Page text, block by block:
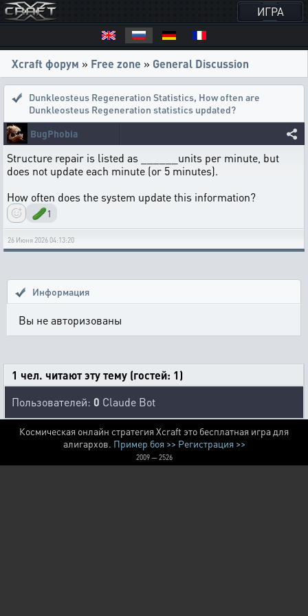
ИГРА
Xcraft форум » Free zone » General Discussion
Dunkleosteus Regeneration Statistics, How often are
Dunkleosteus Regeneration statistics updated?
BugPhobia
Structure repair is listed as ______units per minute, but
does not update each minute (or 5 minutes).
How often does the system update this information?
🥒1
26 Июня 2026 04:13:20
Информация
Вы не авторизованы
1 чел. читают эту тему (гостей: 1)
Пользователей: 0 Claude Bot
Космическая онлайн стратегия Xcraft это бесплатная игра для
алигархов. Пример боя >> Регистрация >>
2009 — 2526